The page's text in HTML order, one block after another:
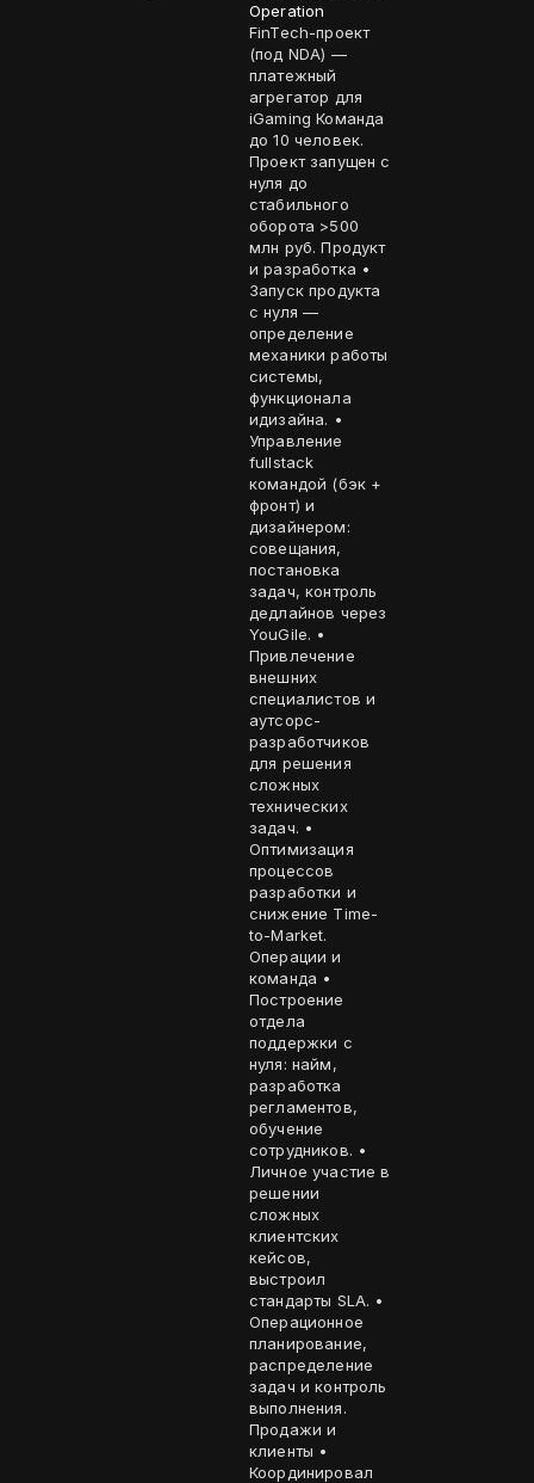
Operation
FinTech-проект
(под NDA) —
платежный
агрегатор для
iGaming Команда
до 10 человек.
Проект запущен с
нуля до
стабильного
оборота >500
млн руб. Продукт
и разработка •
Запуск продукта
с нуля —
определение
механики работы
системы,
функционала
идизайна. •
Управление
fullstack
командой (бэк +
фронт) и
дизайнером:
совещания,
постановка
задач, контроль
дедлайнов через
YouGile. •
Привлечение
внешних
специалистов и
аутсорс-
разработчиков
для решения
сложных
технических
задач. •
Оптимизация
процессов
разработки и
снижение Time-
to-Market.
Операции и
команда •
Построение
отдела
поддержки с
нуля: найм,
разработка
регламентов,
обучение
сотрудников. •
Личное участие в
решении
сложных
клиентских
кейсов,
выстроил
стандарты SLA. •
Операционное
планирование,
распределение
задач и контроль
выполнения.
Продажи и
клиенты •
Координировал